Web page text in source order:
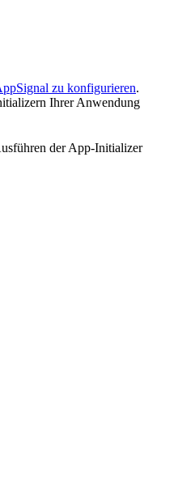
zu konfigurieren.
Ihrer Anwendung
der App-Initializer